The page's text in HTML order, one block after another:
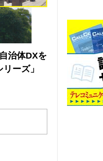
治体DXを
ーズ」